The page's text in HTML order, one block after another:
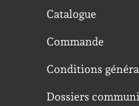
Catalogue
Commande
Conditions
Dossiers